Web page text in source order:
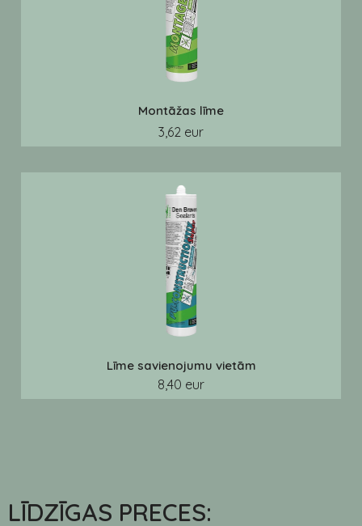
Montāžas līme
3,62 eur
Līme savienojumu vietām
8,40 eur
LĪDZĪGAS PRECES: